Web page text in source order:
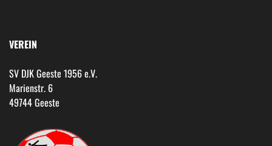
VEREIN
SV DJK Geeste 1956 e.V.
Marienstr. 6
49744 Geeste